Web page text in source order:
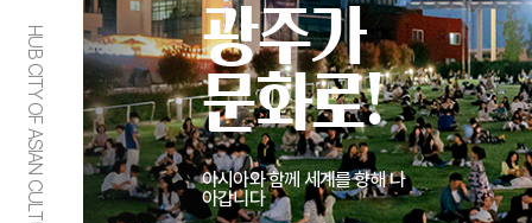
광주가
문화로!
아시아와 함께 세계를 향해 나
아갑니다